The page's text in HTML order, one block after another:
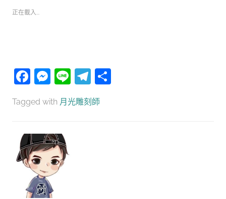
正在載入...
Facebook
Messenger
LineTelegram
Tagged with 月光雕刻師